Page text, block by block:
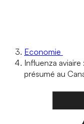
Economie
Influenza aviaire
présumé au